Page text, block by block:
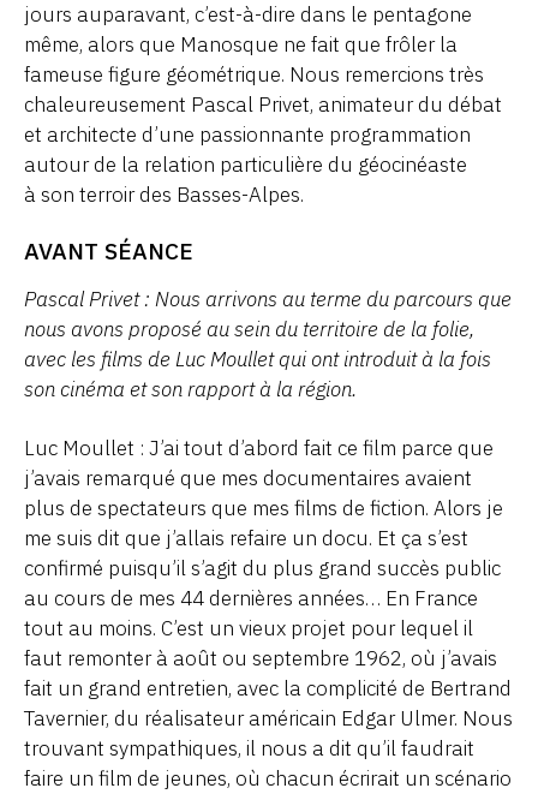
jours auparavant, c’est-à-dire dans le pentagone
même, alors que Manosque ne fait que frôler la
fameuse figure géométrique. Nous remercions très
chaleureusement Pascal Privet, animateur du débat
et architecte d’une passionnante programmation
autour de la relation particulière du géocinéaste
à son terroir des Basses-Alpes.
AVANT SÉANCE
Pascal Privet : Nous arrivons au terme du parcours que
nous avons proposé au sein du territoire de la folie,
avec les films de Luc Moullet qui ont introduit à la fois
son cinéma et son rapport à la région.
Luc Moullet : J’ai tout d’abord fait ce film parce que
j’avais remarqué que mes documentaires avaient
plus de spectateurs que mes films de fiction. Alors je
me suis dit que j’allais refaire un docu. Et ça s’est
confirmé puisqu’il s’agit du plus grand succès public
au cours de mes 44 dernières années… En France
tout au moins. C’est un vieux projet pour lequel il
faut remonter à août ou septembre 1962, où j’avais
fait un grand entretien, avec la complicité de Bertrand
Tavernier, du réalisateur américain Edgar Ulmer. Nous
trouvant sympathiques, il nous a dit qu’il faudrait
faire un film de jeunes, où chacun écrirait un scénario